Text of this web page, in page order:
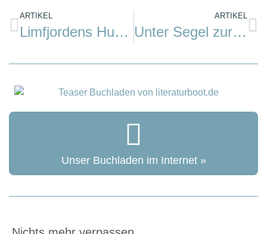
ARTIKEL
Limfjordens Hus, Glyngøre (Limfjord)
ARTIKEL
Unter Segel zur Metropole
Unser Buchladen im Internet »